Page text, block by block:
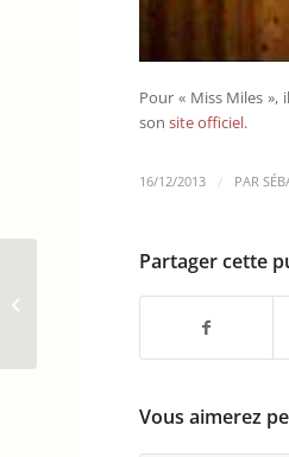
Pour « Miss Miles
sonsite officiel.
16/12/2013 / PAR
Partager cette
Vous aimerez
Début tonitruant pour
l’Album Eponyme de